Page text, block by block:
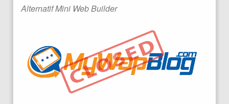
Alternatif Mini Web Builder